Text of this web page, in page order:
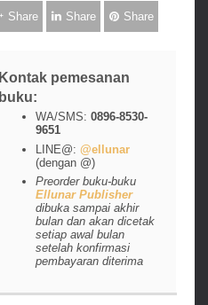
Share Share Share
Kontak pemesanan
buku:
WA/SMS:0896-8530-
9651
LINE@:@ellunar
(dengan @)
Preorder buku-buku
Ellunar Publisher
dibuka sampai akhir
bulan dan akan dicetak
setiap awal bulan
setelah konfirmasi
pembayaran diterima